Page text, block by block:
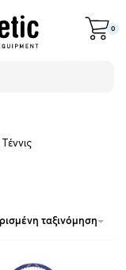
0
ταξινόμηση